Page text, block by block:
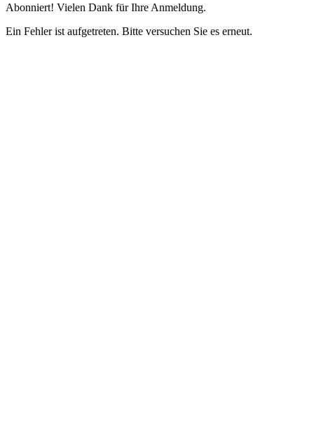
Abonniert! Vielen Dank für Ihre Anmeldung.
Ein Fehler ist aufgetreten. Bitte versuchen Sie es erneut.